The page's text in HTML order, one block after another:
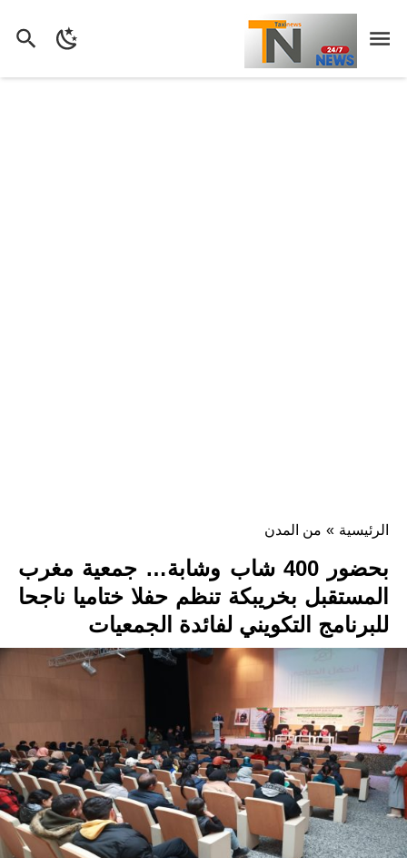
الرئيسية » من المدن
بحضور 400 شاب وشابة… جمعية مغرب
المستقبل بخريبكة تنظم حفلا ختاميا ناجحا
للبرنامج التكويني لفائدة الجمعيات